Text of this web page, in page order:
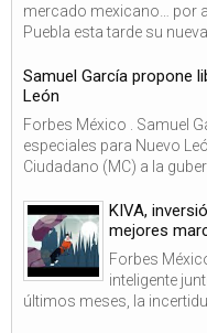
mercado mexicano… por
Puebla esta tarde su
Samuel García propone
León
Forbes México . Samuel
especiales para Nuevo
Ciudadano (MC) a la
KIVA,
mejores
Forbes
inteligente
últimos meses, la